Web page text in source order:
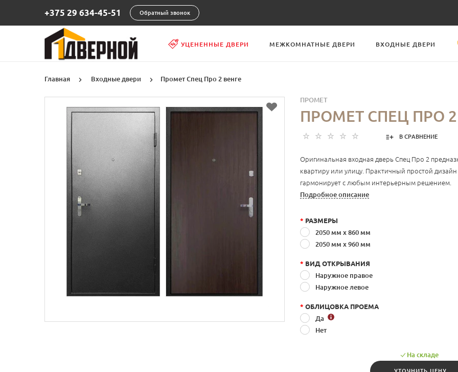
+375 29 634-45-51 Обратный звонок
УЦЕНЕННЫЕ ДВЕРИ МЕЖКОМНАТНЫЕ ДВЕРИ ВХОДНЫЕ ДВЕРИ
Главная Входные двери Промет Спец Про 2 венге
ПРОМЕТ
ПРОМЕТ СПЕЦ ПРО
В СРАВНЕНИЕ
Оригинальная входная дверь Спец Про 2
квартиру или улицу. Практичный простой
гармонирует с любым интерьерным решением.
Подробное описание
* РАЗМЕРЫ
2050 мм х 860 мм
2050 мм x 960 мм
* ВИД ОТКРЫВАНИЯ
Наружное правое
Наружное левое
* ОБЛИЦОВКА ПРОЕМА
Да
Нет
На складе